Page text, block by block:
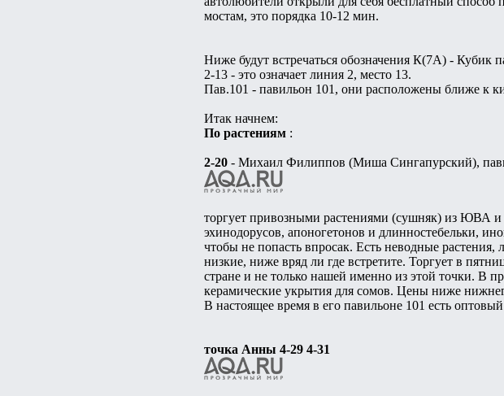
мостам, это порядка 10-12 мин.
Ниже будут встречаться обозначения К(7А) - Кубик
2-13 - это означает линия 2, место 13.
Пав.101 - павильон 101, они расположены ближе к
Итак начнем:
По растениям :
2-20 - Михаил Филиппов (Миша Сингапурский),
торгует привозными растениями (сушняк) из ЮВА и
эхинодорусов, апоногетонов и длинностебельки,
чтобы не попасть впросак. Есть неводные
низкие, ниже вряд ли где встретите. Торгует в
стране и не только нашей именно из этой точки. В
керамические укрытия для сомов. Цены ниже
В настоящее время в его павильоне 101 есть
точка Анны 4-29 4-31